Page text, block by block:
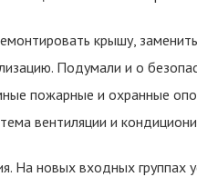
крышу,
Подумали и о
пожарные и охранные
вентиляции и
На новых входных группах